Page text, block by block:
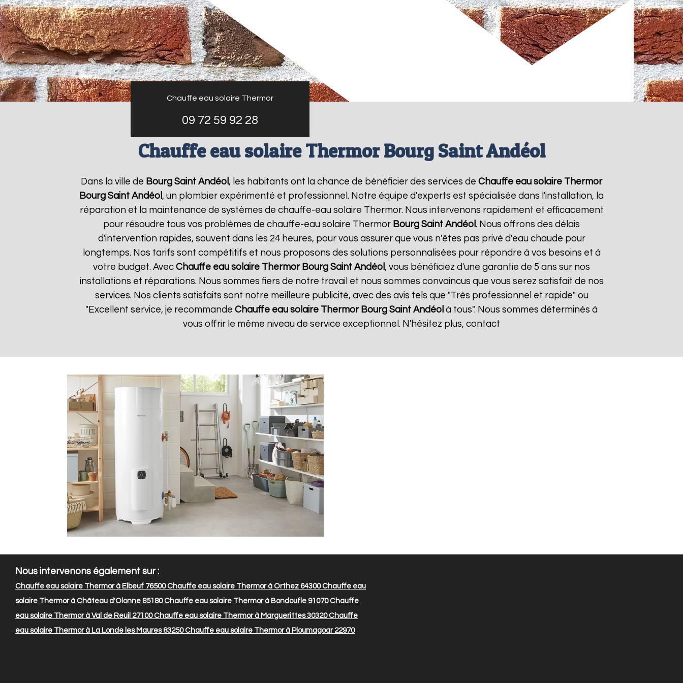
Chauffe eau solaire Thermor
09 72 59 92 28
Chauffe eau solaire Thermor Bourg Saint Andéol
Dans la ville de Bourg Saint Andéol , les habitants ont la chance de bénéficier des services de Chauffe eau solaire Thermor
Bourg Saint Andéol , un plombier expérimenté et professionnel. Notre équipe d'experts est spécialisée dans l'installation, la
réparation et la maintenance de systèmes de chauffe-eau solaire Thermor. Nous intervenons rapidement et efficacement
pour résoudre tous vos problèmes de chauffe-eau solaire Thermor Bourg Saint Andéol . Nous offrons des délais
d'intervention rapides, souvent dans les 24 heures, pour vous assurer que vous n'êtes pas privé d'eau chaude pour
longtemps. Nos tarifs sont compétitifs et nous proposons des solutions personnalisées pour répondre à vos besoins et à
votre budget. Avec Chauffe eau solaire Thermor Bourg Saint Andéol , vous bénéficiez d'une garantie de 5 ans sur nos
installations et réparations. Nous sommes fiers de notre travail et nous sommes convaincus que vous serez satisfait de nos
services. Nos clients satisfaits sont notre meilleure publicité, avec des avis tels que "Très professionnel et rapide" ou
"Excellent service, je recommande Chauffe eau solaire Thermor Bourg Saint Andéol à tous". Nous sommes déterminés à
vous offrir le même niveau de service exceptionnel. N'hésitez plus, contact
Nous intervenons également sur :
Chauffe eau solaire Thermor à Elbeuf 76500Chauffe eau solaire Thermor à Orthez 64300Chauffe eau
solaire Thermor à Château d'Olonne 85180Chauffe eau solaire Thermor à Bondoufle 91070Chauffe
eau solaire Thermor à Val de Reuil 27100Chauffe eau solaire Thermor à Marguerittes 30320Chauffe
eau solaire Thermor à La Londe les Maures 83250Chauffe eau solaire Thermor à Ploumagoar 22970